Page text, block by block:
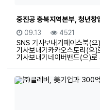
중진공 충북지역본부, 청년창
등록일
09.13 조회
4521
SNS 기사보내기페이스북(
기사보내기카카오스토리(으
기사보내기네이버밴드(으)